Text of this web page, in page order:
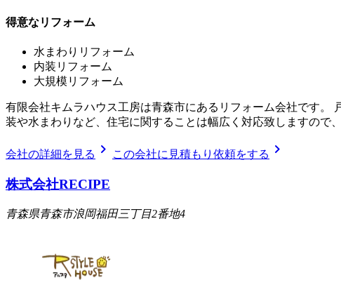
得意なリフォーム
水まわりリフォーム
内装リフォーム
大規模リフォーム
有限会社キムラハウス工房は青森市にあるリフォーム会社です。
装や水まわりなど、住宅に関することは幅広く対応致しますので
会社の詳細を見る chevron_right この会社に見積もり依頼をする chevron_right
株式会社RECIPE
青森県青森市浪岡福田三丁目2番地4